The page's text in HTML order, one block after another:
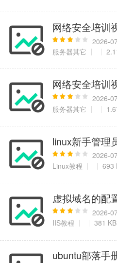
网络安全培训
2026-
服务器其它
网络安全培训
2026-
服务器其它
linux新手管理
2026-
Linux教程
693
虚拟域名的配
2026-
IIS教程
381 KB
ubuntu部落手